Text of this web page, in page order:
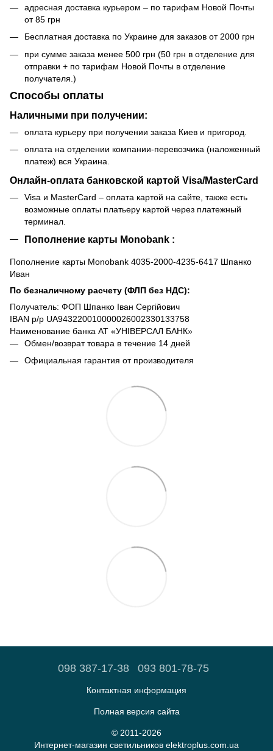
адресная доставка курьером – по тарифам Новой Почты
от 85 грн
Бесплатная доставка по Украине для заказов от 2000 грн
при сумме заказа менее 500 грн (50 грн в отделение для
отправки + по тарифам Новой Почты в отделение
получателя.)
Способы оплаты
Наличными при получении:
оплата курьеру при получении заказа Киев и пригород.
оплата на отделении компании-перевозчика (наложенный
платеж) вся Украина.
Онлайн-оплата банковской картой Visa/MasterCard
Visa и MasterCard – оплата картой на сайте, также есть
возможные оплаты платьеру картой через платежный
терминал.
Пополнение карты Monobank :
Пополнение карты Monobank 4035-2000-4235-6417 Шпанко
Иван
По безналичному расчету (ФЛП без НДС):
Получатель: ФОП Шпанко Іван Сергійович
IBAN р/р UA943220010000026002330133758
Наименование банка АТ «УНІВЕРСАЛ БАНК»
Обмен/возврат товара в течение 14 дней
Официальная гарантия от производителя
098 387-17-38 093 801-78-75
Контактная информация
Полная версия сайта
© 2011-2026
Интернет-магазин светильников elektroplus.com.ua